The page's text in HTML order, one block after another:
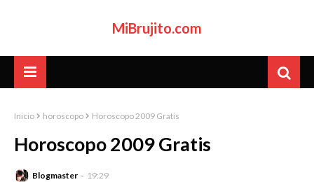
MiBrujito.com
Inicio horoscopo Horoscopo 2009 Gratis
Horoscopo 2009 Gratis
Blogmaster 19:29